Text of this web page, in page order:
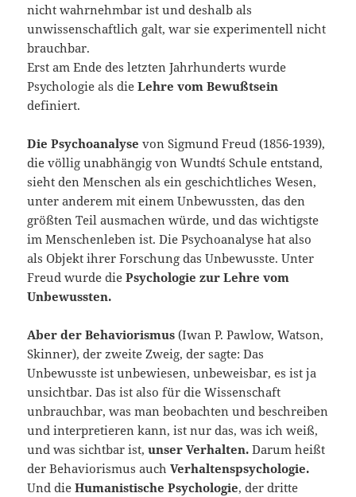
nicht wahrnehmbar ist und deshalb als
unwissenschaftlich galt, war sie experimentell nicht
brauchbar.
Erst am Ende des letzten Jahrhunderts wurde
Psychologie als dieLehre vom Bewußtsein
definiert.
Die Psychoanalyse von Sigmund Freud (1856-1939),
die völlig unabhängig von Wundt´s Schule entstand,
sieht den Menschen als ein geschichtliches Wesen,
unter anderem mit einem Unbewussten, das den
größten Teil ausmachen würde, und das wichtigste
im Menschenleben ist. Die Psychoanalyse hat also
als Objekt ihrer Forschung das Unbewusste. Unter
Freud wurde diePsychologie zur Lehre vom
Unbewussten.
Aber der Behaviorismus (Iwan P. Pawlow, Watson,
Skinner), der zweite Zweig, der sagte: Das
Unbewusste ist unbewiesen, unbeweisbar, es ist ja
unsichtbar. Das ist also für die Wissenschaft
unbrauchbar, was man beobachten und beschreiben
und interpretieren kann, ist nur das, was ich weiß,
und was sichtbar ist,unser Verhalten. Darum heißt
der Behaviorismus auchVerhaltenspsychologie.
Und dieHumanistische Psychologie, der dritte